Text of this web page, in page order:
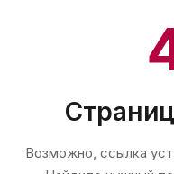
Возможно, ссылка